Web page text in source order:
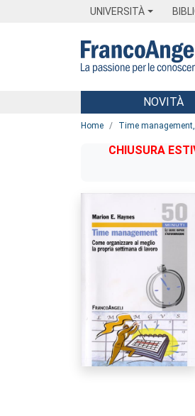
UNIVERSITÀ
Menu
NOVITÀ
Home Time
CHIUSURA